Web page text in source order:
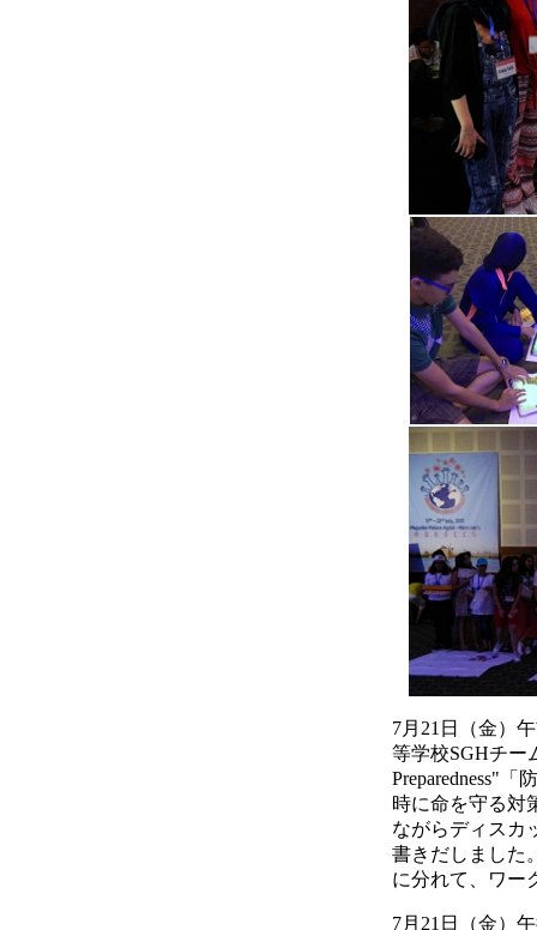
7月21日（金）
等学校SGHチ
Preparedness"「
時に命を守る対
ながらディスカ
書きだしました
に分れて、ワー
7月21日（金）